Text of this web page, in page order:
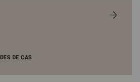
DE CAS